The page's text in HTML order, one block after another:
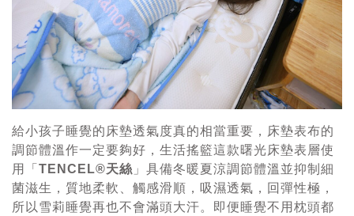
給小孩子睡覺的床墊透氣度真的相當重要，床墊表布的
調節體溫作一定要夠好，生活搖籃這款曙光床墊表層使
用「 TENCEL®天絲 」具備冬暖夏涼調節體溫並抑制細
菌滋生，質地柔軟、觸感滑順，吸濕透氣，回彈性極，
所以雪莉睡覺再也不會滿頭大汗。即便睡覺不用枕頭都